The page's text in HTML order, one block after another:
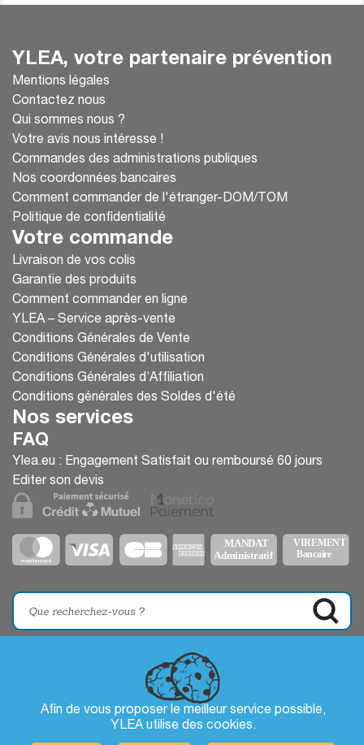
Afin de vous proposer le meilleur service possible,
YLEA utilise des cookies.
YLEA, votre partenaire prévention
Mentions légales
Contactez nous
Qui sommes nous ?
Votre avis nous intéresse !
Commandes des administrations publiques
Nos coordonnées bancaires
Comment commander de l'étranger-DOM/TOM
Politique de confidentialité
Votre commande
Livraison de vos colis
Garantie des produits
Comment commander en ligne
YLEA – Service après-vente
Conditions Générales de Vente
Conditions Générales d'utilisation
Conditions Générales d’Affiliation
Conditions générales des Soldes d'été
Nos services
FAQ
Ylea.eu : Engagement Satisfait ou remboursé 60 jours
Editer son devis